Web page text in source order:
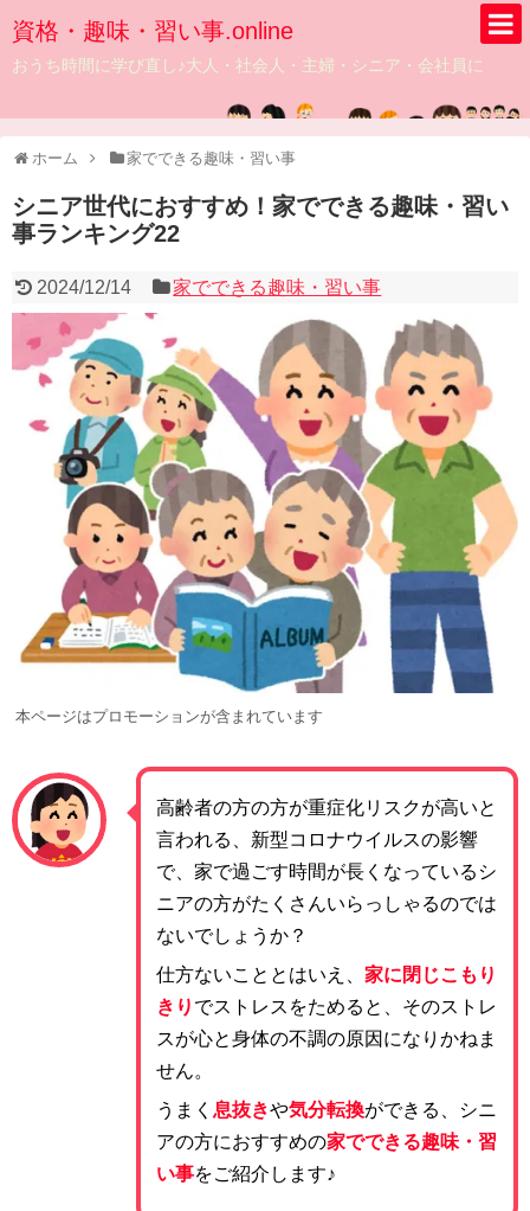
資格・趣味・習い事.online
おうち時間に学び直し♪大人・社会人・主婦・シニア・会社員に
ホーム 家でできる趣味・習い事
シニア世代におすすめ！家でできる趣味・習い
事ランキング22
2024/12/14 家でできる趣味・習い事
本ページはプロモーションが含まれています
高齢者の方の方が重症化リスクが高いと
言われる、新型コロナウイルスの影響
で、家で過ごす時間が長くなっているシ
ニアの方がたくさんいらっしゃるのでは
ないでしょうか？
仕方ないこととはいえ、 家に閉じこもり
きり でストレスをためると、そのストレ
スが心と身体の不調の原因になりかねま
せん。
うまく 息抜きや気分転換ができる、シニ
アの方におすすめの家でできる趣味・習
い事をご紹介します♪